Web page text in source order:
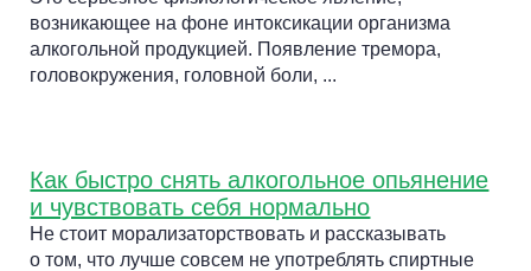
возникающее на фоне интоксикации организма
алкогольной продукцией. Появление тремора,
головокружения, головной боли, ...
Как быстро снять алкогольное опьянение
и чувствовать себя нормально
Не стоит морализаторствовать и рассказывать
о том, что лучше совсем не употреблять спиртные